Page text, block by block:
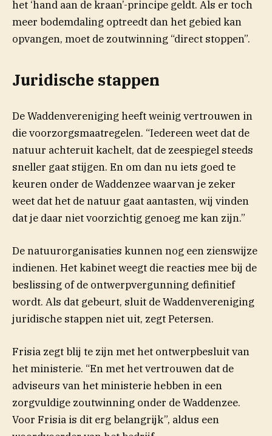
het ‘hand aan de kraan’-principe geldt. Als er toch
meer bodemdaling optreedt dan het gebied kan
opvangen, moet de zoutwinning “direct stoppen”.
Juridische stappen
De Waddenvereniging heeft weinig vertrouwen in
die voorzorgsmaatregelen. “Iedereen weet dat de
natuur achteruit kachelt, dat de zeespiegel steeds
sneller gaat stijgen. En om dan nu iets goed te
keuren onder de Waddenzee waarvan je zeker
weet dat het de natuur gaat aantasten, wij vinden
dat je daar niet voorzichtig genoeg me kan zijn.”
De natuurorganisaties kunnen nog een zienswijze
indienen. Het kabinet weegt die reacties mee bij de
beslissing of de ontwerpvergunning definitief
wordt. Als dat gebeurt, sluit de Waddenvereniging
juridische stappen niet uit, zegt Petersen.
Frisia zegt blij te zijn met het ontwerpbesluit van
het ministerie. “En met het vertrouwen dat de
adviseurs van het ministerie hebben in een
zorgvuldige zoutwinning onder de Waddenzee.
Voor Frisia is dit erg belangrijk”, aldus een